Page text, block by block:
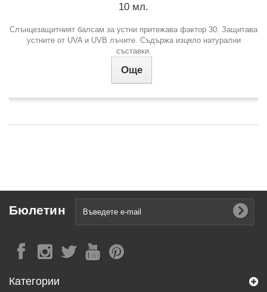
10 мл.
Слънцезащитният балсам за устни притежава фактор 30. Защитава
устните от UVA и UVB лъчите. Съдържа изцяло натурални
съставки.
Още
Бюлетин
Категории